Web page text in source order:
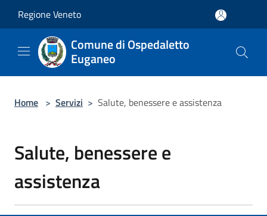
Regione Veneto
Comune di Ospedaletto
Euganeo
Home > Servizi > Salute, benessere e assistenza
Salute, benessere e
assistenza